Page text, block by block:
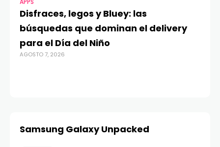
APPS
Disfraces, legos y Bluey: las
búsquedas que dominan el delivery
para el Día del Niño
AGOSTO 7, 2026
Samsung Galaxy Unpacked